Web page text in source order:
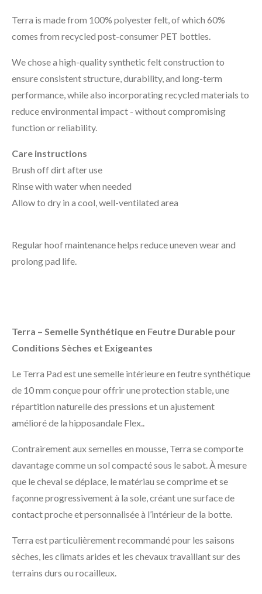
Terra is made from 100% polyester felt, of which 60%
comes from recycled post-consumer PET bottles.
We chose a high-quality synthetic felt construction to
ensure consistent structure, durability, and long-term
performance, while also incorporating recycled materials to
reduce environmental impact - without compromising
function or reliability.
Care instructions
Brush off dirt after use
Rinse with water when needed
Allow to dry in a cool, well-ventilated area
Regular hoof maintenance helps reduce uneven wear and
prolong pad life.
Terra – Semelle Synthétique en Feutre Durable pour
Conditions Sèches et Exigeantes
Le Terra Pad est une semelle intérieure en feutre synthétique
de 10 mm conçue pour offrir une protection stable, une
répartition naturelle des pressions et un ajustement
amélioré de la hipposandale Flex..
Contrairement aux semelles en mousse, Terra se comporte
davantage comme un sol compacté sous le sabot. À mesure
que le cheval se déplace, le matériau se comprime et se
façonne progressivement à la sole, créant une surface de
contact proche et personnalisée à l’intérieur de la botte.
Terra est particulièrement recommandé pour les saisons
sèches, les climats arides et les chevaux travaillant sur des
terrains durs ou rocailleux.